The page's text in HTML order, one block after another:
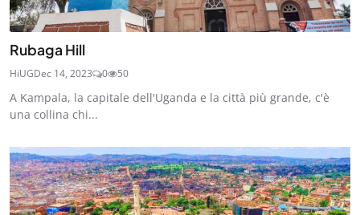
Rubaga Hill
HiUGDec 14, 2023 0 50
A Kampala, la capitale dell'Uganda e la città più grande, c'è
una collina chi...